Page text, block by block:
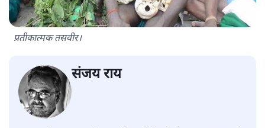
प्रतीकात्मक तसवीर।
संजय राय